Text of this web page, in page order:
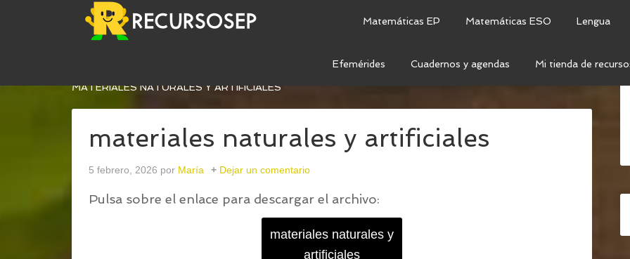
Matemáticas EP Matemáticas ESO Lengua
Efemérides Cuadernos y agendas Mi tienda de
FICHA DE EJERCICIOS: MATERIALES NATURALES Y ARTIFICIALES
MATERIALES NATURALES Y ARTIFICIALES
materiales naturales y artificiales
5 febrero, 2026 por María Dejar un comentario
Pulsa sobre el enlace para descargar el archivo:
materiales naturales y
artificiales